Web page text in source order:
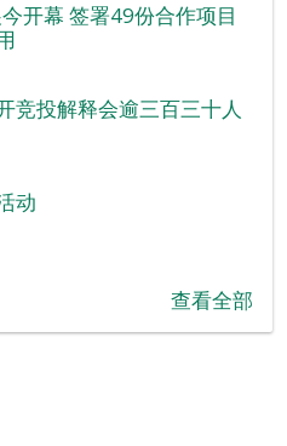
开幕 签署49份合作项目
竞投解释会逾三百三十人
动
查看全部